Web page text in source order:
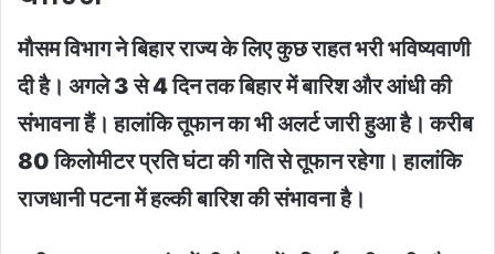
मौसम विभाग ने बिहार राज्य के लिए कुछ राहत भरी भविष्यवाणी
दी है। अगले 3 से 4 दिन तक बिहार में बारिश और आंधी की
संभावना हैं। हालांकि तूफान का भी अलर्ट जारी हुआ है। करीब
80 किलोमीटर प्रति घंटा की गति से तूफान रहेगा। हालांकि
राजधानी पटना में हल्की बारिश की संभावना है।